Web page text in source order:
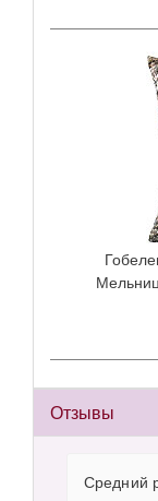
Отзывы
Средний